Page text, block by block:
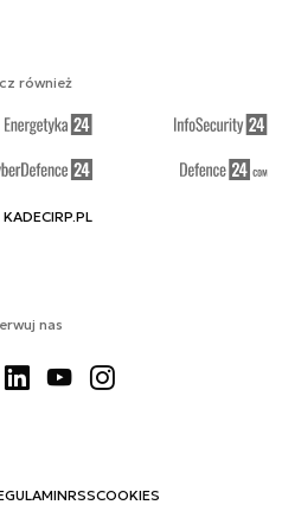
nas
RSSCOOKIES
również
KADECIRP.PL